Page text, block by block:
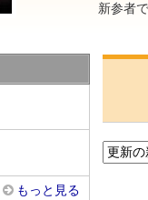
新参者
もっと見る